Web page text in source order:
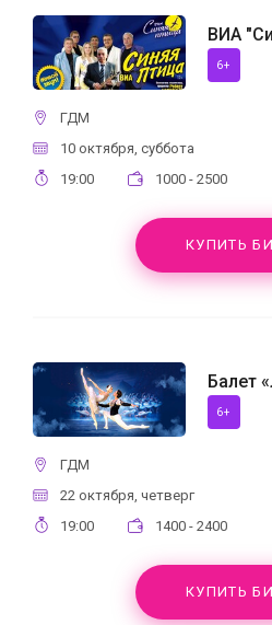
ВИА
6+
ГДМ
10 октября, суббота
19:00
1000 - 2500
КУПИТЬ
Балет
6+
ГДМ
22 октября, четверг
19:00
1400 - 2400
КУПИТЬ